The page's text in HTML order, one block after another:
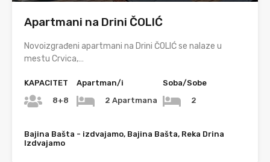
Apartmani na Drini ČOLIĆ
Novoizgrađeni apartmani na Drini ČOLIĆ se nalaze u
mestu Crvica,…
KAPACITET
8+8
Apartman/i
2 Apartmana
Soba/Sobe
2
Bajina Bašta - izdvajamo, Bajina Bašta, Reka Drina
Izdvajamo